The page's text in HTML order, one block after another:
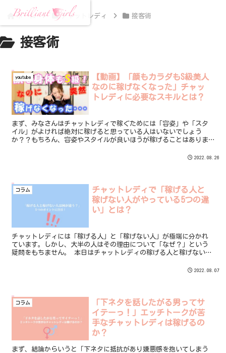
ホーム チャットレディ 接客術
接客術
youtube
【動画】「顔もカラダもS級美人
なのに稼げなくなった」チャッ
トレディに必要なスキルとは？
まず、みなさんはチャットレディで稼ぐためには「容姿」や「スタ
イル」がよければ絶対に稼げると思っている人はいないでしょう
か？？もちろん、容姿やスタイルが良いほうが稼げることはありま
でも急に稼げなくなってしまうことがあります。その理由と
2022.08.26
コラム
チャットレディで「稼げる人と
稼げない人がやっている5つの違
い」とは？
チャットレディには「稼げる人」と「稼げない人」が極端に分かれ
ています。しかし、大半の人はその理由について「なぜ？」という
疑問をもちません。 本日はチャットレディの稼げる人と稼げない人
2022.08.07
コラム
「下ネタを話したがる男ってサ
イテーっ！」エッチトークが苦
手なチャットレディは稼げるの
か？
まず、結論からいうと「下ネタに抵抗があり嫌悪感を抱いてしまう